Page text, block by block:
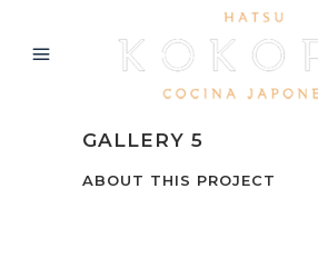
GALLERY 5
ABOUT THIS PROJECT